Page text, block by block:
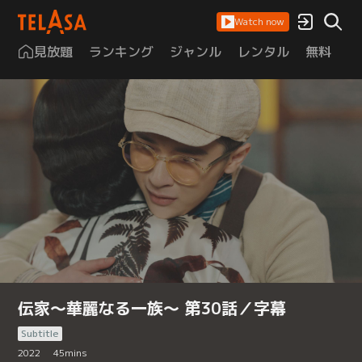
Watch now
見放題 ランキング ジャンル レンタル 無料
伝家～華麗なる一族～ 第30話／字幕
Subtitle
2022
45mins